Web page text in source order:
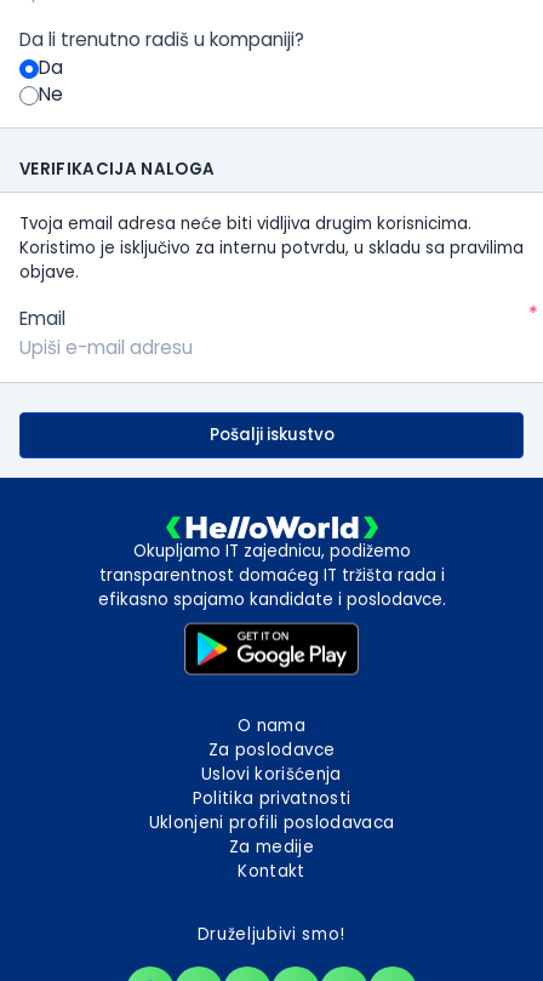
Da li trenutno radiš u kompaniji?
Da
Ne
VERIFIKACIJA NALOGA
Tvoja email adresa neće biti vidljiva drugim korisnicima.
Koristimo je isključivo za internu potvrdu, u skladu sa pravilima
objave.
Email *
Pošalji iskustvo
Okupljamo IT zajednicu, podižemo
transparentnost domaćeg IT tržišta rada i
efikasno spajamo kandidate i poslodavce.
O nama
Za poslodavce
Uslovi korišćenja
Politika privatnosti
Uklonjeni profili poslodavaca
Za medije
Kontakt
Druželjubivi smo!